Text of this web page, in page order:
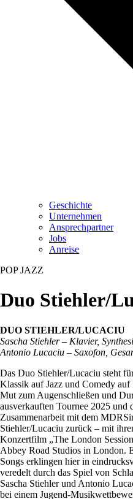
Geschichte
Unternehmen
Ansprechpartner
Jobs
Anreise
POP JAZZ
Duo Stiehler/
DUO STIEHLER/LUCACIU
Sascha Stiehler – Klavier,
Antonio Lucaciu – Saxofon,
Das Duo Stiehler/Lucaciu steht
Klassik auf Jazz und Comedy
Mut zum Augenschließen und
ausverkauften Tournee 2025 und
Zusammenarbeit mit dem
Stiehler/Lucaciu zurück – mit
Konzertfilm „The London
Abbey Road Studios in London.
Songs erklingen hier in
veredelt durch das Spiel von
Sascha Stiehler und Antonio
bei einem Jugend-